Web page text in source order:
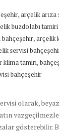
,arçelik arıza
buzdolabı
,arçelik
servisi
klima tamiri,
bahçeşehir
olarak,
gösterebilir.